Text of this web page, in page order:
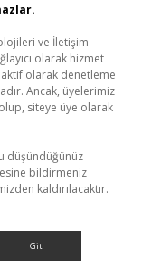
ve İletişim
olarak hizmet
olarak denetleme
Ancak, üyelerimiz
siteye üye olarak
düşündüğünüz
bildirmeniz
kaldırılacaktır.